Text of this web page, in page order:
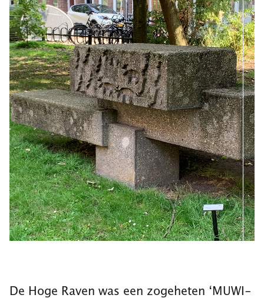
De Hoge Raven was een zogeheten ‘MUWI-